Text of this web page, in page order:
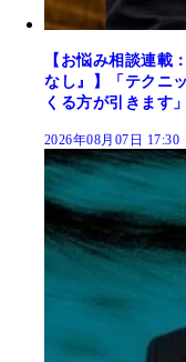
【お悩み相談連載
なし』】「テクニ
くる方が引きます」
2026年08月07日 17:30